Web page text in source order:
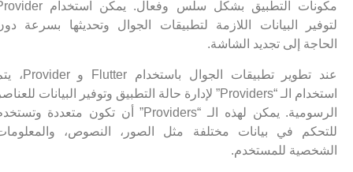
مكونات التطبيق بشكل سلس وفعال. يمكن استخدام Provider
لتوفير البيانات اللازمة لتطبيقات الجوال وتحديثها بسرعة دون
الحاجة إلى تجديد الشاشة.
عند تطوير تطبيقات الجوال باستخدام Flutter و Provider، يتم
استخدام الـ “Providers” لإدارة حالة التطبيق وتوفير البيانات للعناصر
الرسومية. يمكن لهذه الـ “Providers” أن تكون متعددة وتستخدم
للتحكم في بيانات مختلفة مثل الصور، النصوص، والمعلومات
الشخصية للمستخدم.